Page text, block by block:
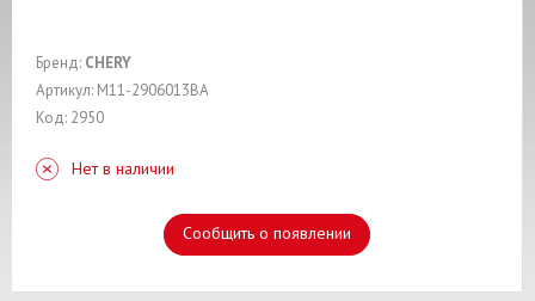
Бренд: CHERY
Артикул: M11-2906013BA
Код: 2950
Нет в наличии
Сообщить о появлении